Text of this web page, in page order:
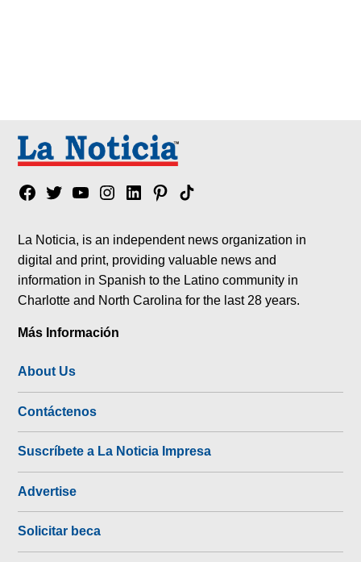
Facebook
TwitterYouTubeInstagram
LinkedinPinterest
Tik
La Noticia, is an independent news organization in
digital and print, providing valuable news and
information in Spanish to the Latino community in
Charlotte and North Carolina for the last 28 years.
Más Información
About Us
Contáctenos
Suscríbete a La Noticia Impresa
Advertise
Solicitar beca